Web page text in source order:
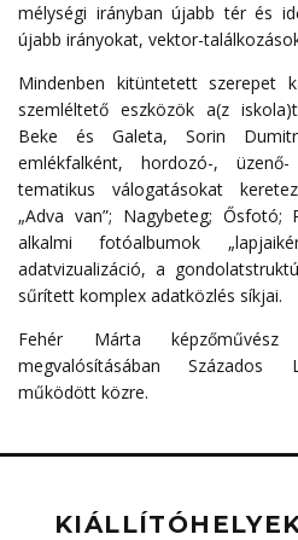
mélységi irányban újabb tér és
újabb irányokat, vektor-
Mindenben kitüntetett szerepet
szemléltető eszközök a(z
Beke és Galeta, Sorin
emlékfalként, hordozó-,
tematikus válogatásokat
„Adva van”; Nagybeteg; Ősfotó;
alkalmi fotóalbumok
adatvizualizáció, a
sűrített komplex adatközlés síkjai.
Fehér Márta képzőművész
megvalósításában Százados
működött közre.